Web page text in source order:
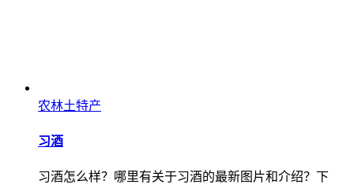
农林土特产
习酒
习酒怎么样？哪里有关于习酒的最新图片和介绍？下